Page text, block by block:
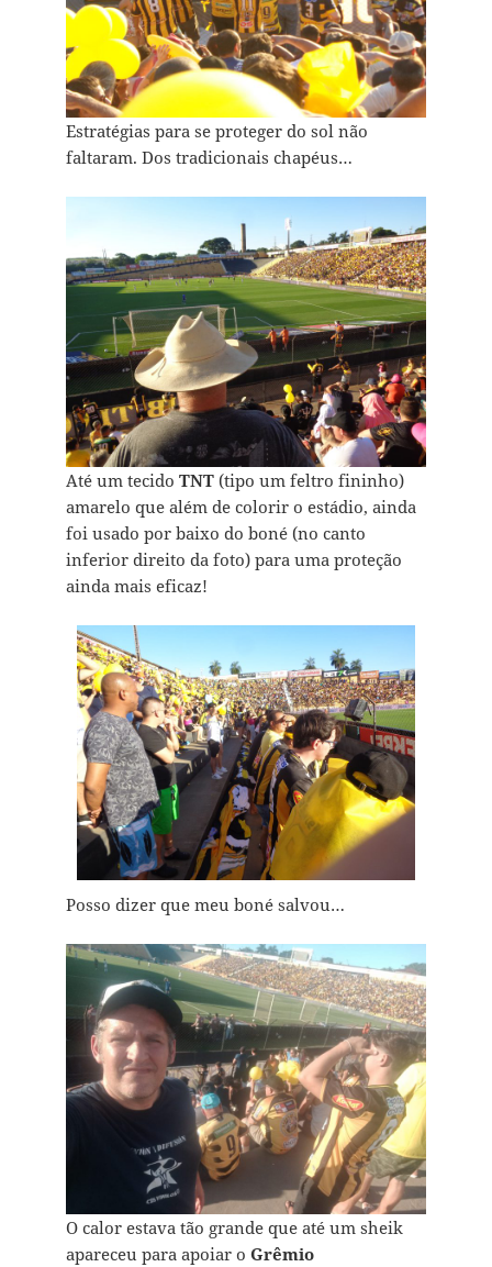
Estratégias para se proteger do sol não
faltaram. Dos tradicionais chapéus…
Até um tecido TNT(tipo um feltro fininho)
amarelo que além de colorir o estádio, ainda
foi usado por baixo do boné (no canto
inferior direito da foto) para uma proteção
ainda mais eficaz!
Posso dizer que meu boné salvou…
O calor estava tão grande que até um sheik
apareceu para apoiar o Grêmio